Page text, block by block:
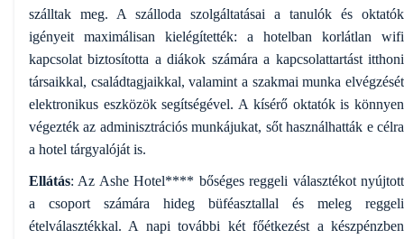
szálltak meg. A szálloda szolgáltatásai a tanulók és oktatók
igényeit maximálisan kielégítették: a hotelban korlátlan wifi
kapcsolat biztosította a diákok számára a kapcsolattartást itthoni
társaikkal, családtagjaikkal, valamint a szakmai munka elvégzését
elektronikus eszközök segítségével. A kísérő oktatók is könnyen
végezték az adminisztrációs munkájukat, sőt használhatták e célra
a hotel tárgyalóját is.
Ellátás: Az Ashe Hotel**** bőséges reggeli választékot nyújtott
a csoport számára hideg büféasztallal és meleg reggeli
ételválasztékkal. A napi további két főétkezést a készpénzben